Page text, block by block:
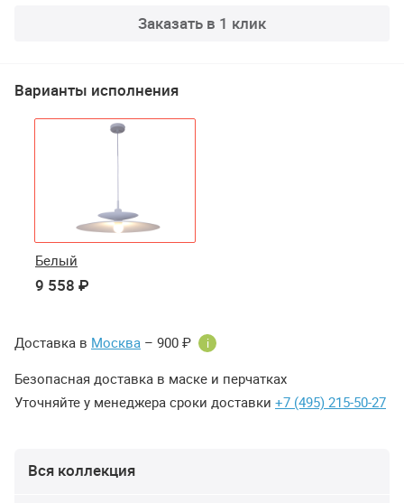
Заказать в 1 клик
Варианты исполнения
Белый
9 558 ₽
Доставка в Москва – 900 ₽ i
Безопасная доставка в маске и перчатках
Уточняйте у менеджера сроки доставки +7 (495) 215-50-27
Вся коллекция